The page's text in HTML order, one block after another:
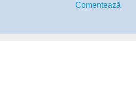
Comentează